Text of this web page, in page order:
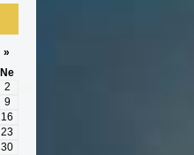
»
Ne
2
9
16
23
30